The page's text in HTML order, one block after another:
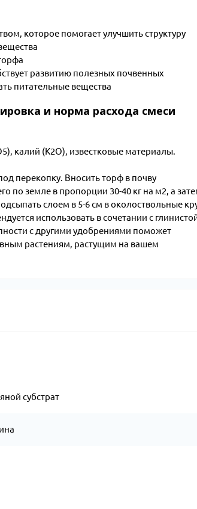
которое помогает улучшить структуру
развитию полезных почвенных
питательные вещества
и норма расхода смеси
калий (K2O), известковые материалы.
перекопку. Вносить торф в почву
по земле в пропорции 30-40 кг на м2, а
слоем в 5-6 см в околоствольные
использовать в сочетании с
с другими удобрениями поможет
растениям, растущим на вашем
субстрат